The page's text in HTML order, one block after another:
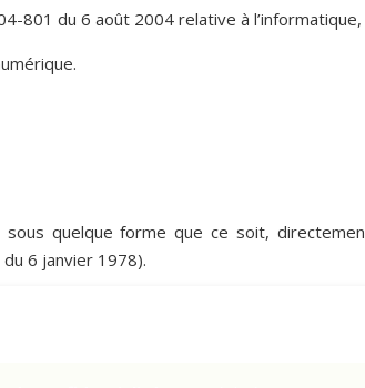
801 du 6 août 2004 relative à
quelque forme que ce soit,
6 janvier 1978).